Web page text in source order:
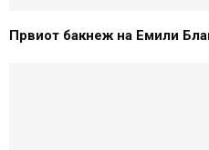
Првиот бакнеж на Емили